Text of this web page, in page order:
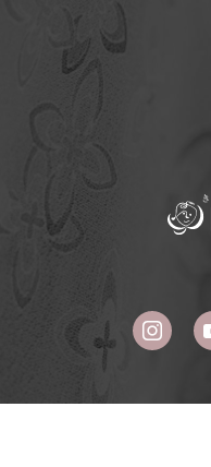
|